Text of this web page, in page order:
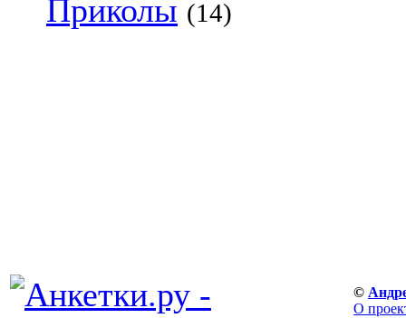
Приколы (14)
©
О